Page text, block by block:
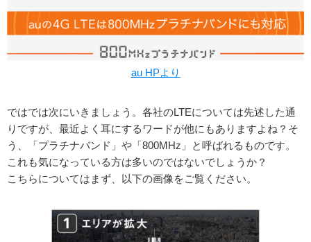
au HPより
ではでは次にいきましょう。各社のLTEについては先述した通
りですが、最近よく耳にするワードが他にもありますよね？そ
う、「プラチナバンド」や「800MHz」と呼ばれるものです。
これも気になっている方は多いのではないでしょうか？
こちらについてはまず、以下の画像をご覧ください。